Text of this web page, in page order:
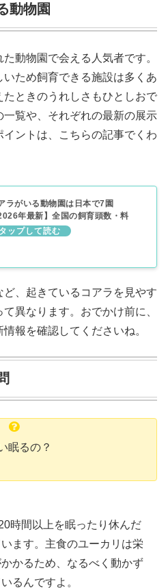
動物園
動物園で会える人気者です。
ため飼育できる施設は多くあ
たときのうれしさもひとしおで
覧や、それぞれの最新の展示
ントは、こちらの記事でくわ
ラがいる動物園は日本で7園
年最新】全国の飼育頭数・料
会えるコツを紹介
、起きているコアラを見やす
異なります。おでかけ前に、
報を確認してくださいね。
眠るの？
時間以上を眠ったり休んだ
ます。主食のユーカリは栄
かるため、なるべく動かず
るんですよ。